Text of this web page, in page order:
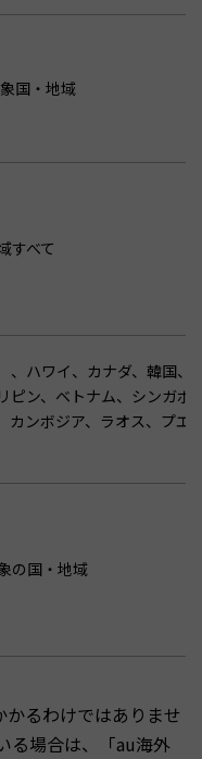
国・地域
すべて
、ハワイ、カナダ、韓国、
ピン、ベトナム、シンガポ
カンボジア、ラオス、プエ
の国・地域
るわけではありませ
る場合は、「au海外